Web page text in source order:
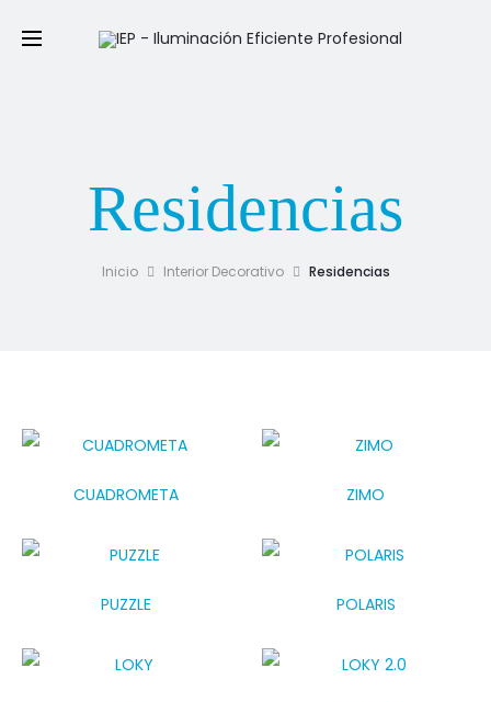
Residencias
Inicio Interior Decorativo Residencias
CUADROMETA ZIMO
PUZZLE POLARIS